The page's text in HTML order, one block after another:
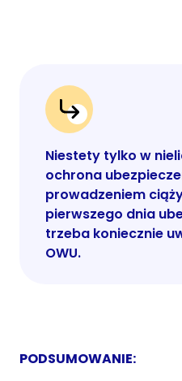
Niestety tylko w
ochrona
prowadzeniem
pierwszego dnia
trzeba koniecznie
OWU.
PODSUMOWANIE: